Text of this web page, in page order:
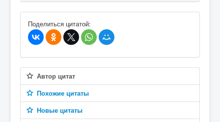
В избранное
Поделиться цитатой:
Автор цитат
Похожие цитаты
Новые цитаты